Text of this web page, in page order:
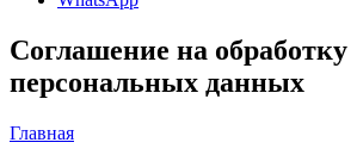
Соглашение на обработку
персональных данных
Главная